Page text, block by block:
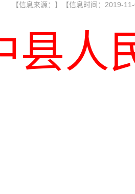
【信息来源：】【信息时间：2019-
县人